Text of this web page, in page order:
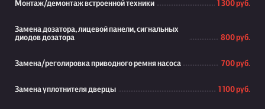
Монтаж/демонтаж встроенной техники 1 300 руб.
Замена дозатора, лицевой панели, сигнальных
диодов дозатора
800 руб.
Замена/реголировка приводного ремня насоса 700 руб.
Замена уплотнителя дверцы 1 100 руб.